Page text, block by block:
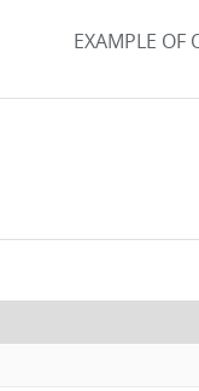
EXAMPLE OF